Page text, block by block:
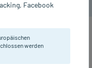
Facebook
werden